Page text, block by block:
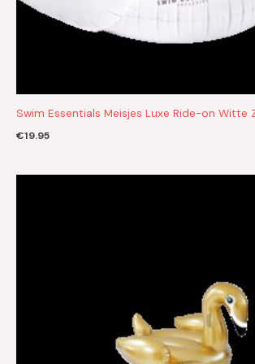
Swim Essentials Meisjes Luxe Ride-on Witte
€19.95